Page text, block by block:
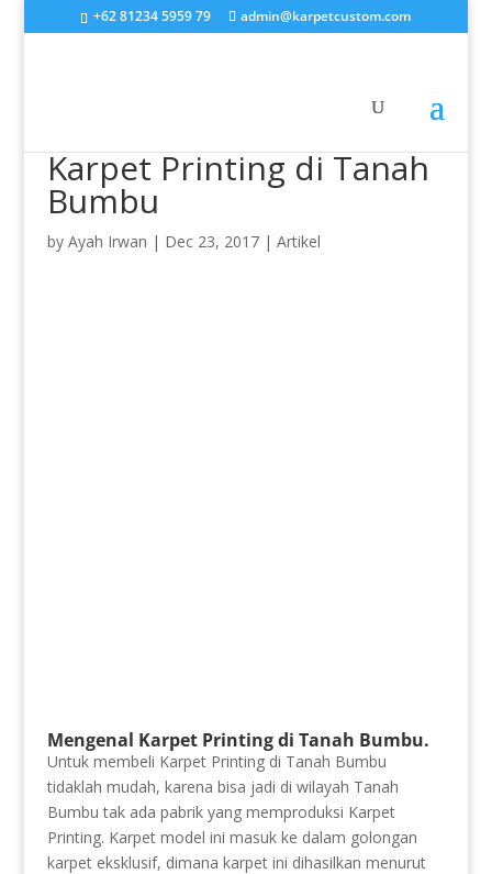
+62 81234 5959 79 admin@karpetcustom.com
Karpet Printing di Tanah
Bumbu
by Ayah Irwan | Dec 23, 2017| Artikel
Mengenal Karpet Printing di Tanah Bumbu.
Untuk membeli Karpet Printing di Tanah Bumbu
tidaklah mudah, karena bisa jadi di wilayah Tanah
Bumbu tak ada pabrik yang memproduksi Karpet
Printing. Karpet model ini masuk ke dalam golongan
karpet eksklusif, dimana karpet ini dihasilkan menurut